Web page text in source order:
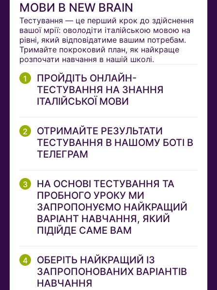
МОВИ В NEW BRAIN
Тестування — це перший крок до здійснення
вашої мрії: оволодіти італійською мовою на
рівні, який відповідатиме вашим потребам.
Тримайте покроковий план, як найкраще
розпочати навчання в нашій школі.
ПРОЙДІТЬ ОНЛАЙН-
ТЕСТУВАННЯ НА ЗНАННЯ
ІТАЛІЙСЬКОЇ МОВИ
ОТРИМАЙТЕ РЕЗУЛЬТАТИ
ТЕСТУВАННЯ В НАШОМУ БОТІ В
ТЕЛЕГРАМ
НА ОСНОВІ ТЕСТУВАННЯ ТА
ПРОБНОГО УРОКУ МИ
ЗАПРОПОНУЄМО НАЙКРАЩИЙ
ВАРІАНТ НАВЧАННЯ, ЯКИЙ
ПІДІЙДЕ САМЕ ВАМ
ОБЕРІТЬ НАЙКРАЩИЙ ІЗ
ЗАПРОПОНОВАНИХ ВАРІАНТІВ
НАВЧАННЯ